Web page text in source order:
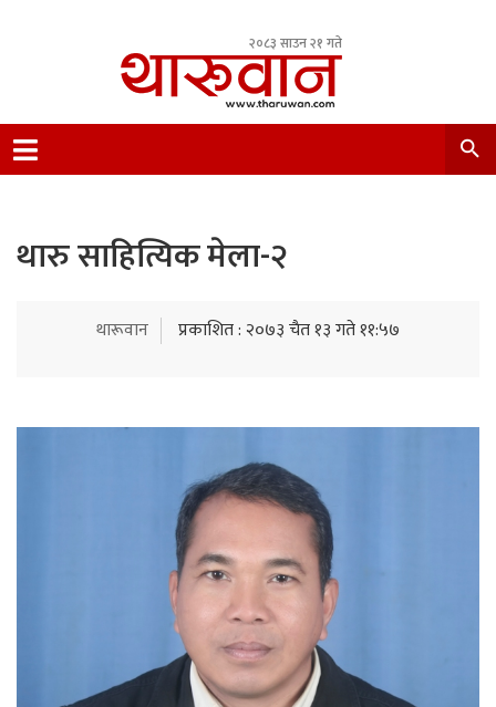
२०८३ साउन २१ गते
Nepal.
थारु साहित्यिक मेला-२
थारूवान प्रकाशित : २०७३ चैत १३ गते ११:५७